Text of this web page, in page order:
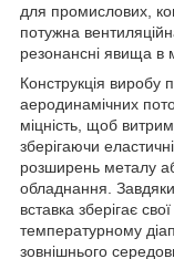
для промислових,
потужна
резонансні явища в
Конструкція виробу
аеродинамічних
міцність, щоб
зберігаючи
розширень металу
обладнання. Завдяки
вставка зберігає
температурному
зовнішнього